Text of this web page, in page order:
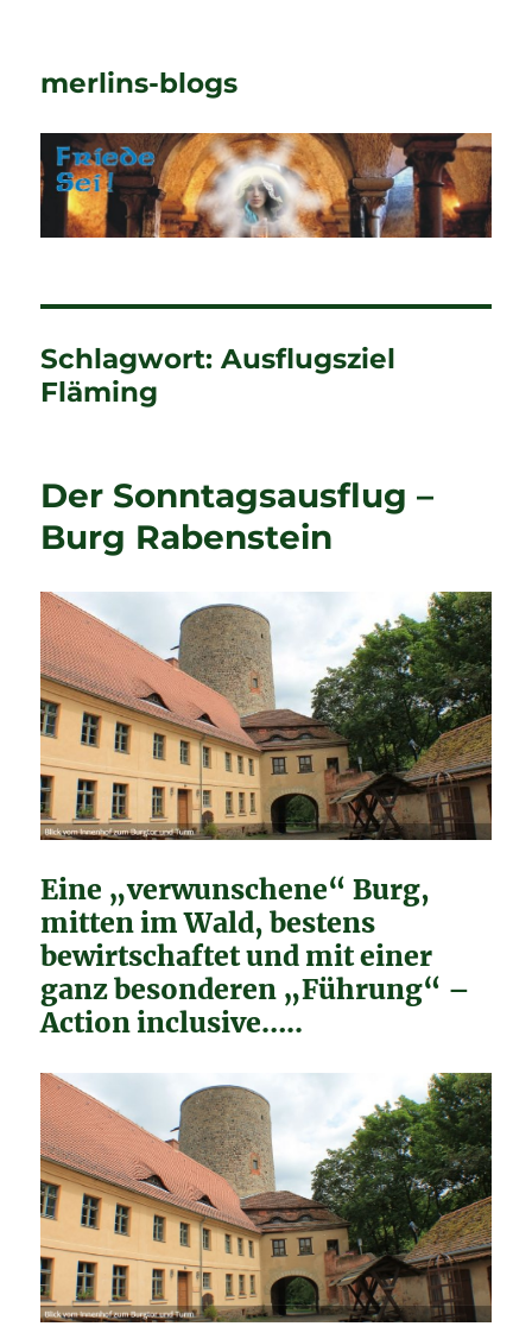
merlins-blogs
Schlagwort:Ausflugsziel
Fläming
Der Sonntagsausflug –
Burg Rabenstein
Eine „verwunschene“ Burg,
mitten im Wald, bestens
bewirtschaftet und mit einer
ganz besonderen „Führung“ –
Action inclusive…..